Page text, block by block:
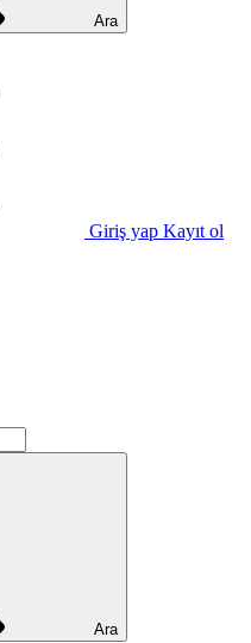
Ara
Giriş yap Kayıt ol
Ara